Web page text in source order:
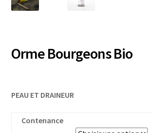
Orme Bourgeons Bio
PEAU ET DRAINEUR
Contenance